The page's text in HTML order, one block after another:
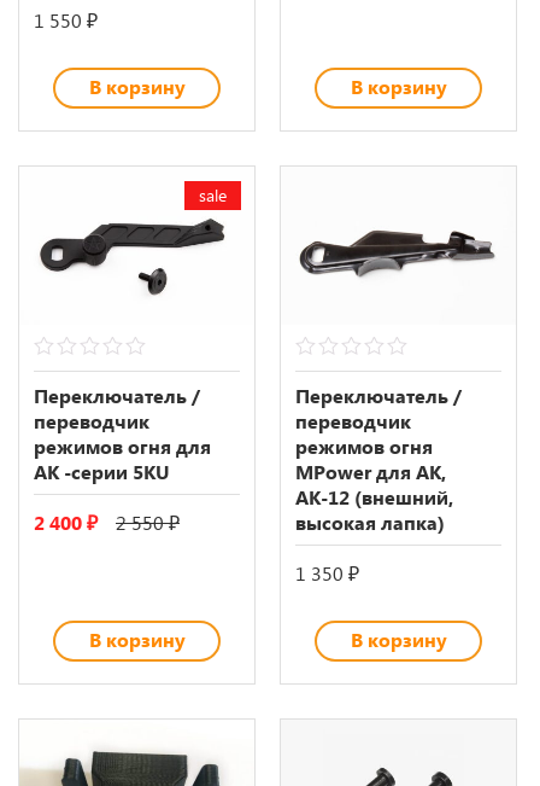
1 550 ₽
В корзину В корзину
sale
0
out
of
5
Переключатель /
переводчик
режимов огня для
АК -серии 5KU
2 550₽Первоначальная
550 ₽.
2 400₽
Текущая
В корзину
0
out
of
5
Переключатель /
переводчик
режимов огня
MPower для АК,
АК-12 (внешний,
высокая лапка)
1 350 ₽
В корзину